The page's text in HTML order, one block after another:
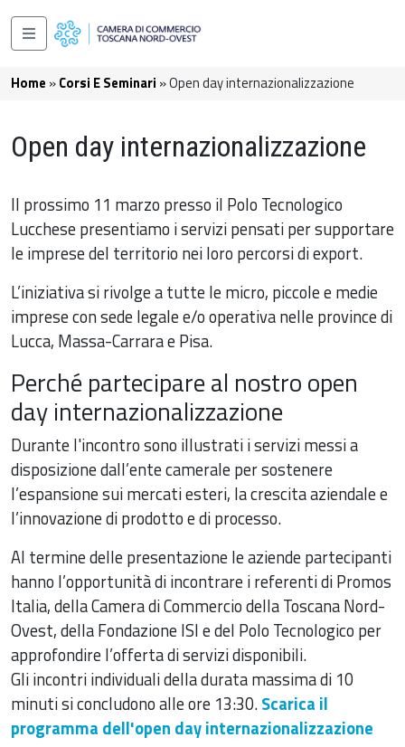
Salta al contenuto principale
Navigazione principale
Briciole di pane
Home Corsi E Seminari Open day internazionalizzazione
Open day internazionalizzazione
Il prossimo 11 marzo presso il Polo Tecnologico
Lucchese presentiamo i servizi pensati per supportare
le imprese del territorio nei loro percorsi di export.
L’iniziativa si rivolge a tutte le micro, piccole e medie
imprese con sede legale e/o operativa nelle province di
Lucca, Massa-Carrara e Pisa.
Perché partecipare al nostro open
day internazionalizzazione
Durante l'incontro sono illustrati i servizi messi a
disposizione dall’ente camerale per sostenere
l’espansione sui mercati esteri, la crescita aziendale e
l’innovazione di prodotto e di processo.
Al termine delle presentazione le aziende partecipanti
hanno l’opportunità di incontrare i referenti di Promos
Italia, della Camera di Commercio della Toscana Nord-
Ovest, della Fondazione ISI e del Polo Tecnologico per
approfondire l’offerta di servizi disponibili.
Gli incontri individuali della durata massima di 10
minuti si concludono alle ore 13:30.Scarica il
programma dell'open day internazionalizzazione